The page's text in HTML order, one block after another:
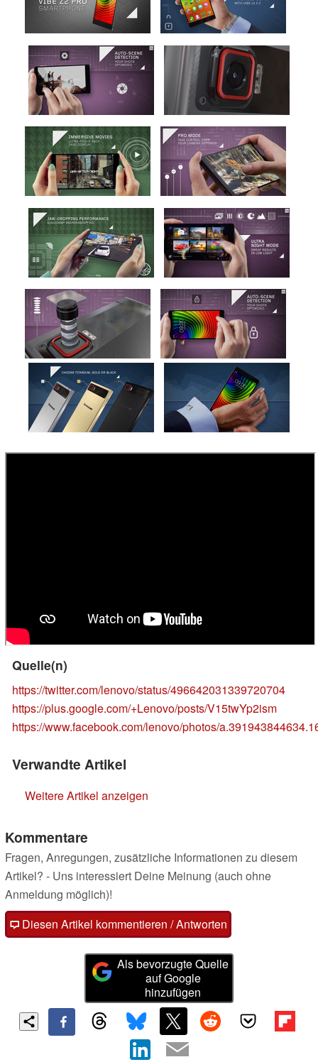
Quelle(n)
https://twitter.com/lenovo/status/496642031339720704
https://plus.google.com/+Lenovo/posts/V15twYp2ism
https://www.facebook.com/lenovo/photos/
Verwandte Artikel
Weitere Artikel anzeigen
Kommentare
Fragen, Anregungen, zusätzliche Informationen zu diesem
Artikel? - Uns interessiert Deine Meinung (auch ohne
Anmeldung möglich)!
Diesen Artikel kommentieren / Antworten
Als bevorzugte Quelle
auf Google
hinzufügen